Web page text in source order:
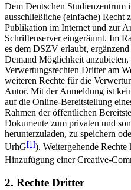
Dem Deutschen Studienzentrum
ausschließliche (einfache) Recht
Publikation im Internet und zur
Schriftenserver eingeräumt. Im
es dem DSZV erlaubt,
Demand Möglichkeit
Verwertungsrechten Dritter am
weiteren Rechte für die
Autor. Mit der Anmeldung ist
auf die Online-Bereitstellung
Rahmen der öffentlichen
Dokumente zum privaten und
herunterzuladen, zu speichern
UrhG[1]). Weitergehende
Hinzufügung einer Creative-
2. Rechte Dritter